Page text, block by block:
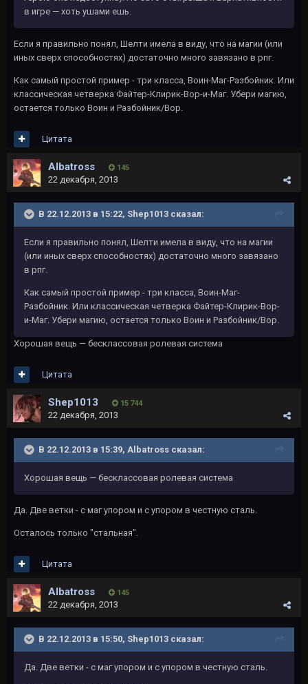
в игре — хоть ушами ешь.
Если я правильно понял, Шелти имела в виду, что на магии (или
иных сверх способностях) достаточно много завязано в рпг.
Как самый простой пример - три класса, Воин-Маг-Разбойник. Или
классическая четверка Файтер-Клирик-Вор-и-Маг. Убери магию,
остается только Воин и Разбойник/Вор.
Цитата
Albatross 145
22 декабря, 2013
В 22.12.2013 в 15:22, Shep1013 сказал:
Если я правильно понял, Шелти имела в виду, что на магии
(или иных сверх способностях) достаточно много завязано
в рпг.
Как самый простой пример - три класса, Воин-Маг-
Разбойник. Или классическая четверка Файтер-Клирик-Вор-
и-Маг. Убери магию, остается только Воин и Разбойник/Вор.
Хорошая вещь — бесклассовая ролевая система
Цитата
Shep1013 15 744
22 декабря, 2013
В 22.12.2013 в 15:39, Albatross сказал:
Хорошая вещь — бесклассовая ролевая система
Да. Две ветки - с маг упором и с упором в честную сталь.
Осталось только "стальная".
Цитата
Albatross 145
22 декабря, 2013
В 22.12.2013 в 15:50, Shep1013 сказал:
Да. Две ветки - с маг упором и с упором в честную сталь.